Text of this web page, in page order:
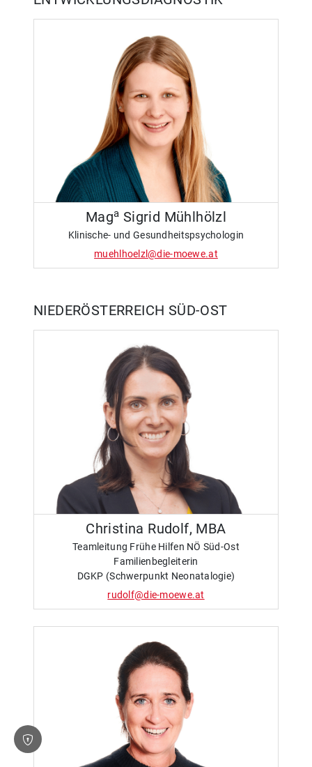
Maga Sigrid Mühlhölzl
Klinische- und Gesundheitspsychologin
muehlhoelzl@die-moewe.at
NIEDERÖSTERREICH SÜD-OST
Christina Rudolf, MBA
Teamleitung Frühe Hilfen NÖ Süd-Ost
Familienbegleiterin
DGKP (Schwerpunkt Neonatalogie)
rudolf@die-moewe.at